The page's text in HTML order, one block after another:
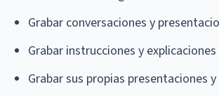
Grabar conversaciones y
Grabar instrucciones y
Grabar sus propias presentaciones